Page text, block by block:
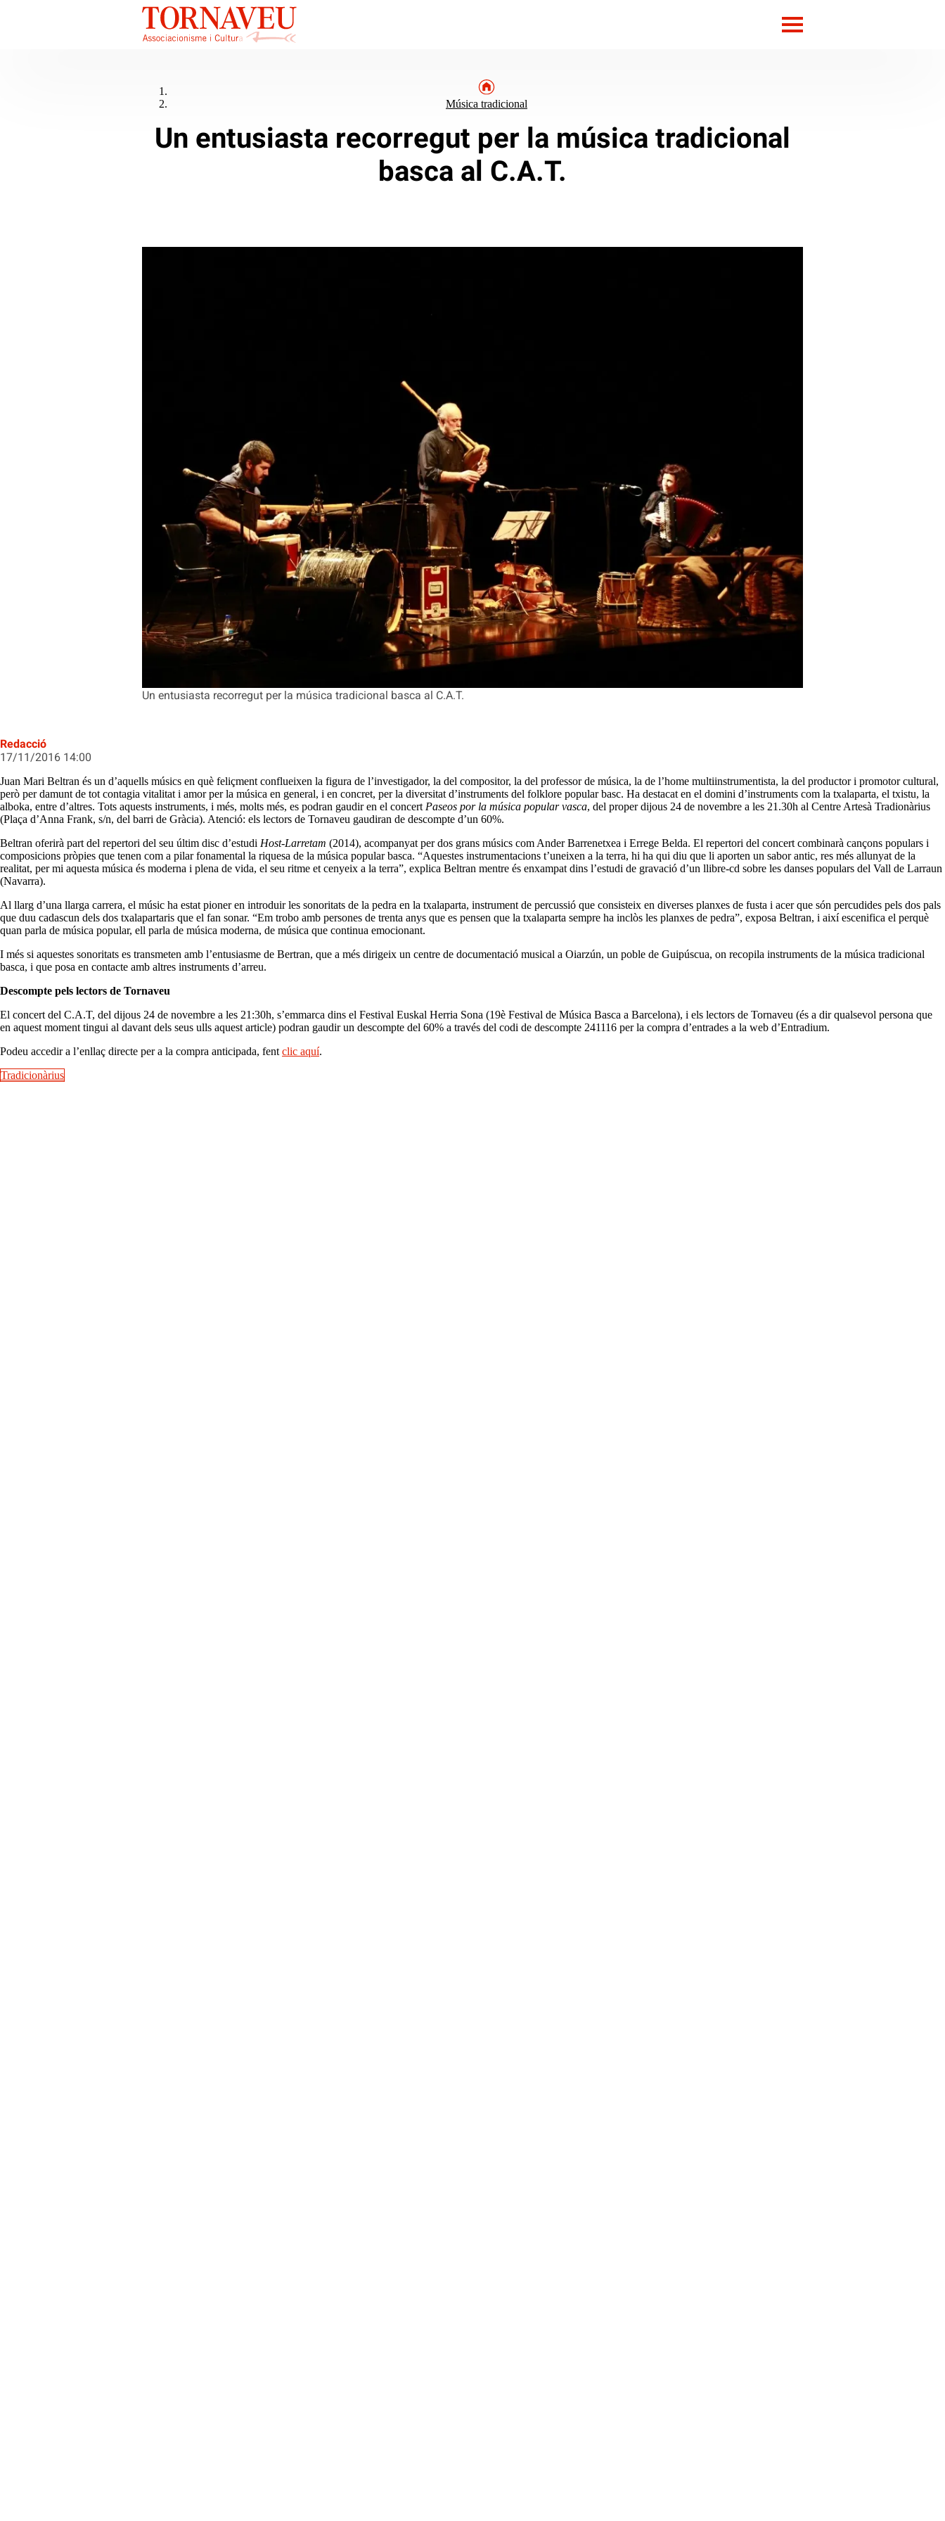
Un entusiasta recorregut per la música tradicional basca al C.A.T.
Música tradicional
Un entusiasta recorregut per la música tradicional
basca al C.A.T.
Redacció
17/11/2016 14:00
Juan Mari Beltran és un d’aquells músics en què feliçment conflueixen la figura de l’investigador, la del compositor, la del professor de música, la de l’home multiinstrumentista, la del productor i promotor cultural,
però per damunt de tot contagia vitalitat i amor per la música en general, i en concret, per la diversitat d’instruments del folklore popular basc. Ha destacat en el domini d’instruments com la txalaparta, el txistu, la
alboka, entre d’altres. Tots aquests instruments, i més, molts més, es podran gaudir en el concert Paseos por la música popular vasca, del proper dijous 24 de novembre a les 21.30h al Centre Artesà Tradionàrius
(Plaça d’Anna Frank, s/n, del barri de Gràcia). Atenció: els lectors de Tornaveu gaudiran de descompte d’un 60%.
Beltran oferirà part del repertori del seu últim disc d’estudi Host-Larretam (2014), acompanyat per dos grans músics com Ander Barrenetxea i Errege Belda. El repertori del concert combinarà cançons populars i
composicions pròpies que tenen com a pilar fonamental la riquesa de la música popular basca. “Aquestes instrumentacions t’uneixen a la terra, hi ha qui diu que li aporten un sabor antic, res més allunyat de la
realitat, per mi aquesta música és moderna i plena de vida, el seu ritme et cenyeix a la terra”, explica Beltran mentre és enxampat dins l’estudi de gravació d’un llibre-cd sobre les danses populars del Vall de Larraun
(Navarra).
Al llarg d’una llarga carrera, el músic ha estat pioner en introduir les sonoritats de la pedra en la txalaparta, instrument de percussió que consisteix en diverses planxes de fusta i acer que són percudides pels dos pals
que duu cadascun dels dos txalapartaris que el fan sonar. “Em trobo amb persones de trenta anys que es pensen que la txalaparta sempre ha inclòs les planxes de pedra”, exposa Beltran, i així escenifica el perquè
quan parla de música popular, ell parla de música moderna, de música que continua emocionant.
I més si aquestes sonoritats es transmeten amb l’entusiasme de Bertran, que a més dirigeix un centre de documentació musical a Oiarzún, un poble de Guipúscua, on recopila instruments de la música tradicional
basca, i que posa en contacte amb altres instruments d’arreu.
Descompte pels lectors de Tornaveu
El concert del C.A.T, del dijous 24 de novembre a les 21:30h, s’emmarca dins el Festival Euskal Herria Sona (19è Festival de Música Basca a Barcelona), i els lectors de Tornaveu (és a dir qualsevol persona que
en aquest moment tingui al davant dels seus ulls aquest article) podran gaudir un descompte del 60% a través del codi de descompte 241116 per la compra d’entrades a la web d’Entradium.
Podeu accedir a l’enllaç directe per a la compra anticipada, fent clic aquí.
Tradicionàrius